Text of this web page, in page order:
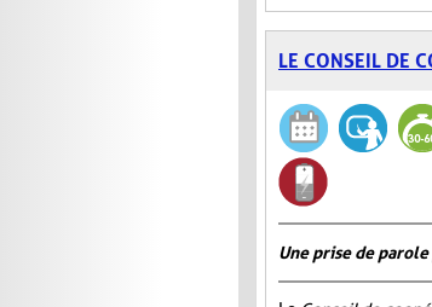
LE CONSEIL DE
Une prise de